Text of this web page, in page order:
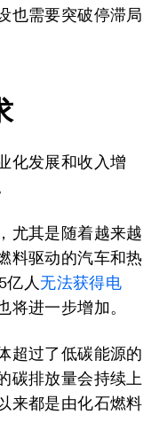
也需要突破停滞局
化发展和收入增
尤其是随着越来越
料驱动的汽车和热
亿人 无法获得电
将进一步增加。
超过了低碳能源的
碳排放量会持续上
来都是由化石燃料